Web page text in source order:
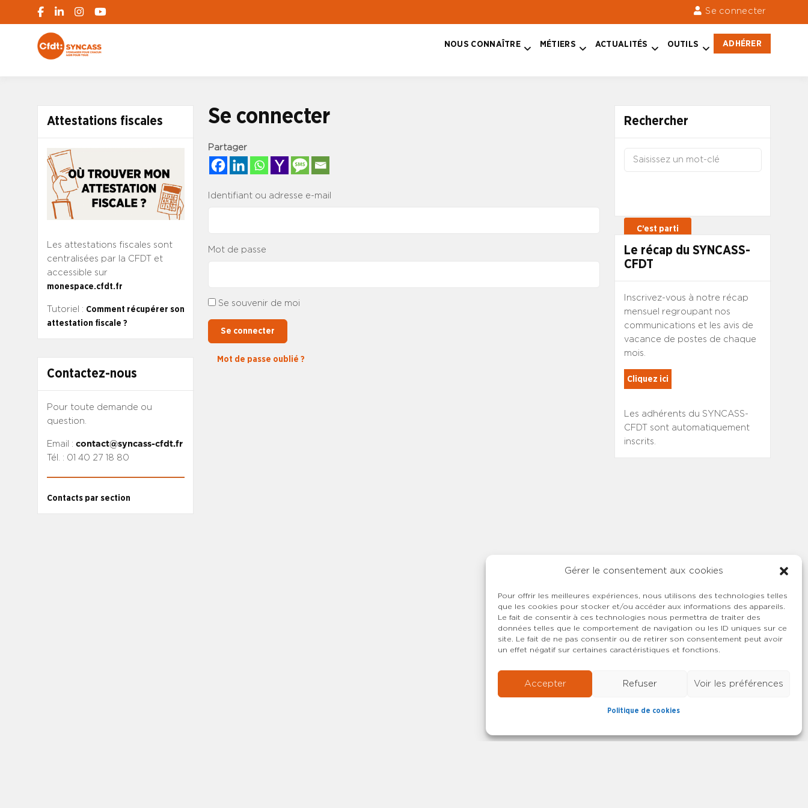
Gérer le consentement aux cookies
Pour offrir les meilleures expériences, nous utilisons des technologies telles
que les cookies pour stocker et/ou accéder aux informations des appareils.
Le fait de consentir à ces technologies nous permettra de traiter des
données telles que le comportement de navigation ou les ID uniques sur ce
site. Le fait de ne pas consentir ou de retirer son consentement peut avoir
un effet négatif sur certaines caractéristiques et fonctions.
Accepter Refuser Voir les préférences
Politique de cookies
Se connecter
NOUS CONNAÎTRE MÉTIERS ACTUALITÉS OUTILS ADHÉRER
Attestations fiscales
Les attestations fiscales sont
centralisées par la CFDT et
accessible sur
monespace.cfdt.fr
Tutoriel : Comment récupérer son
attestation fiscale ?
Contactez-nous
Pour toute demande ou
question.
Email : contact@syncass-cfdt.fr
Tél. : 01 40 27 18 80
Contacts par section
Se connecter
Partager
Identifiant ou adresse e-mail
Mot de passe
Se souvenir de moi
Se connecter
Mot de passe oublié ?
Rechercher
Le récap du SYNCASS-
CFDT
Inscrivez-vous à notre récap
mensuel regroupant nos
communications et les avis de
vacance de postes de chaque
mois.
Cliquez ici
Les adhérents du SYNCASS-
CFDT sont automatiquement
inscrits.